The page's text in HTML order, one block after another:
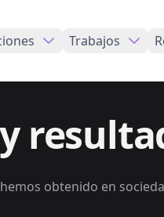
Trabajos
obtenido en